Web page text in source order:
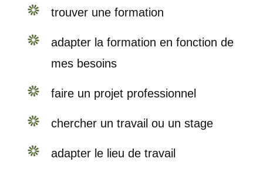
trouver une formation
adapter la formation en fonction de
mes besoins
faire un projet professionnel
chercher un travail ou un stage
adapter le lieu de travail